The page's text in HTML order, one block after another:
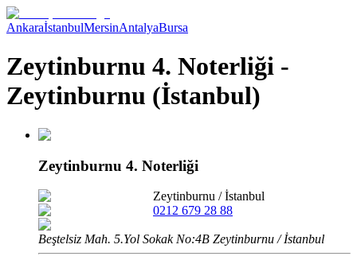
AnkaraİstanbulMersinAntalyaBursa
Zeytinburnu 4. Noterliği -
Zeytinburnu (İstanbul)
Zeytinburnu 4. Noterliği
Zeytinburnu /İstanbul
0212 679 28 88
Beştelsiz Mah. 5.Yol Sokak No:4B Zeytinburnu / İstanbul